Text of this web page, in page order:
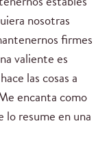
nosotras
firmes
valiente es
las cosas a
encanta como
resume en una